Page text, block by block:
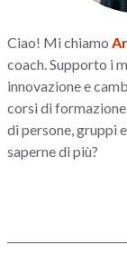
Ciao! Mi chiamo
coach. Supporto i
innovazione e
corsi di
di persone, gruppi
saperne di più?